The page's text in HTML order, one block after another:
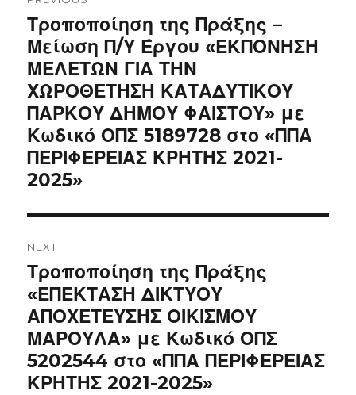
Previous
post:
Τροποποίηση της Πράξης –
Μείωση Π/Υ Έργου «ΕΚΠΟΝΗΣΗ
ΜΕΛΕΤΩΝ ΓΙΑ ΤΗΝ
ΧΩΡΟΘΕΤΗΣΗ ΚΑΤΑΔΥΤΙΚΟΥ
ΠΑΡΚΟΥ ΔΗΜΟΥ ΦΑΙΣΤΟΥ» με
Κωδικό ΟΠΣ 5189728 στο «ΠΠΑ
ΠΕΡΙΦΕΡΕΙΑΣ ΚΡΗΤΗΣ 2021-
2025»
NEXT
Next
post:
Τροποποίηση της Πράξης
«ΕΠΕΚΤΑΣΗ ΔΙΚΤΥΟΥ
ΑΠΟΧΕΤΕΥΣΗΣ ΟΙΚΙΣΜΟΥ
ΜΑΡΟΥΛΑ» με Κωδικό ΟΠΣ
5202544 στο «ΠΠΑ ΠΕΡΙΦΕΡΕΙΑΣ
ΚΡΗΤΗΣ 2021-2025»